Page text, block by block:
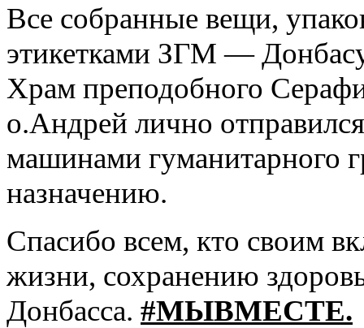
Все собранные вещи,
этикетками ЗГМ —
Храм преподобного
о.Андрей лично
машинами гуманитарного
назначению.
Спасибо всем, кто своим
жизни, сохранению
Донбасса. #МЫВМЕСТЕ.